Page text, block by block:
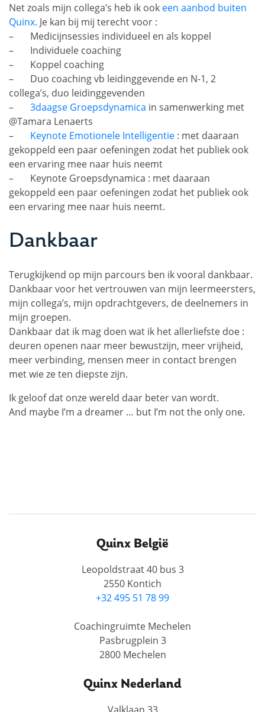
Net zoals mijn collega’s heb ik ook een aanbod buiten
Quinx. Je kan bij mij terecht voor :
– Medicijnsessies individueel en als koppel
– Individuele coaching
– Koppel coaching
– Duo coaching vb leidinggevende en N-1, 2
collega’s, duo leidinggevenden
– 3daagse Groepsdynamica in samenwerking met
@Tamara Lenaerts
– Keynote Emotionele Intelligentie : met daaraan
gekoppeld een paar oefeningen zodat het publiek ook
een ervaring mee naar huis neemt
– Keynote Groepsdynamica : met daaraan
gekoppeld een paar oefeningen zodat het publiek ook
een ervaring mee naar huis neemt.
Dankbaar
Terugkijkend op mijn parcours ben ik vooral dankbaar.
Dankbaar voor het vertrouwen van mijn leermeersters,
mijn collega’s, mijn opdrachtgevers, de deelnemers in
mijn groepen.
Dankbaar dat ik mag doen wat ik het allerliefste doe :
deuren openen naar meer bewustzijn, meer vrijheid,
meer verbinding, mensen meer in contact brengen
met wie ze ten diepste zijn.
Ik geloof dat onze wereld daar beter van wordt.
And maybe I’m a dreamer … but I’m not the only one.
Quinx België
Leopoldstraat 40 bus 3
2550 Kontich
+32 495 51 78 99
Coachingruimte Mechelen
Pasbrugplein 3
2800 Mechelen
Quinx Nederland
Valklaan 33